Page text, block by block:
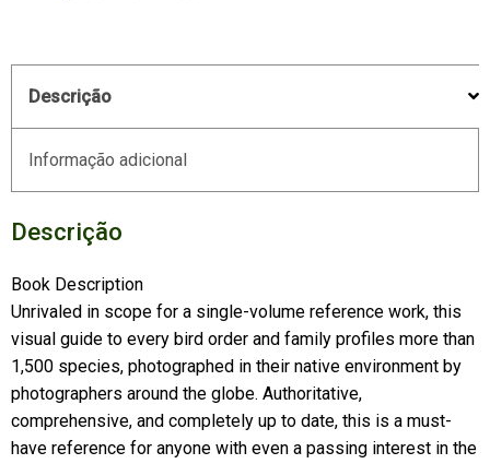
Descrição
Informação adicional
Descrição
Book Description
Unrivaled in scope for a single-volume reference work, this
visual guide to every bird order and family profiles more than
1,500 species, photographed in their native environment by
photographers around the globe. Authoritative,
comprehensive, and completely up to date, this is a must-
have reference for anyone with even a passing interest in the